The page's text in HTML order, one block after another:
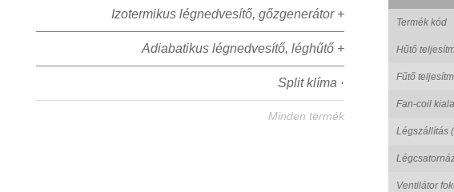
Izotermikus légnedvesítő, gőzgenerátor +
Adiabatikus légnedvesítő, léghűtő +
Split klíma ·
Minden termék
Termék kód
Hűtő
Fűtő
Fan-coil
Légszállítás
Ventilátor